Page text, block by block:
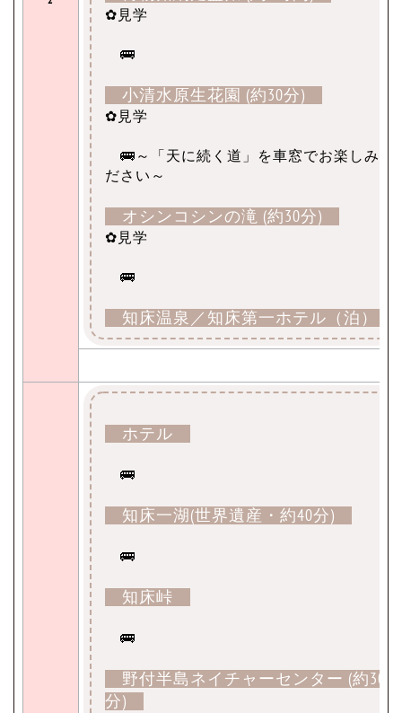
✿見学
🚌
小清水原生花園 (約30分)
✿見学
🚌～「天に続く道」を車窓でお楽しみく
ださい～
オシンコシンの滝 (約30分)
✿見学
🚌
知床温泉／知床第一ホテル（泊）
ホテル
🚌
知床一湖(世界遺産・約40分)
🚌
知床峠
🚌
野付半島ネイチャーセンター (約30
分)